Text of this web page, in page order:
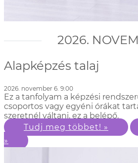
2026.
Alapképzés talaj
2026. november 6. 9:00
Ez a tanfolyam a képzési
csoportos vagy egyéni órákat
szeretnél váltani, ez a belépő.
Tudj meg többet! »
»